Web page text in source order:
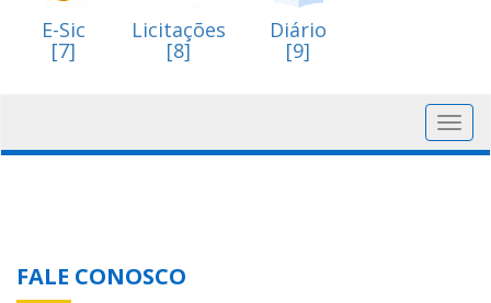
E-Sic
[7]
Licitações
[8]
Diário
[9]
FALE CONOSCO